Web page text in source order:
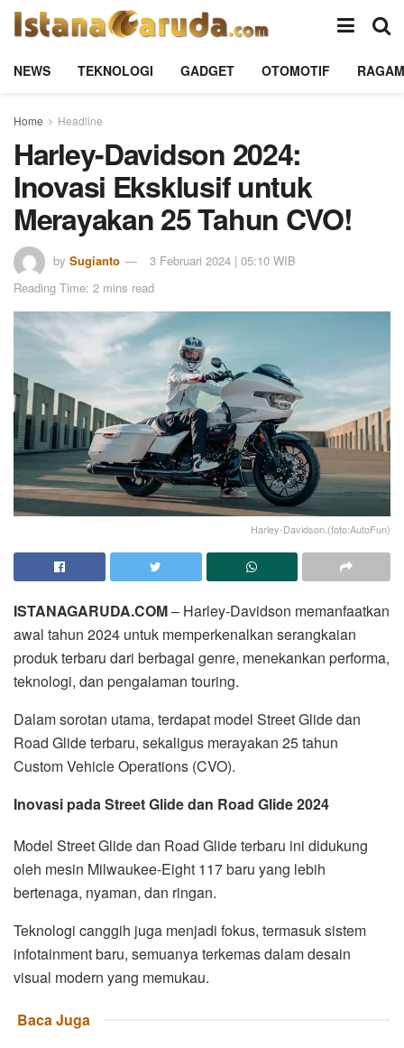
NEWS TEKNOLOGI GADGET OTOMOTIF RAGAM
Home Headline
Harley-Davidson 2024:
Inovasi Eksklusif untuk
Merayakan 25 Tahun CVO!
by Sugianto
3 Februari 2024 | 05:10 WIB
Reading Time: 2 mins read
Harley-Davidson.(foto:AutoFun)
ISTANAGARUDA.COM– Harley-Davidson memanfaatkan
awal tahun 2024 untuk memperkenalkan serangkaian
produk terbaru dari berbagai genre, menekankan performa,
teknologi, dan pengalaman touring.
Dalam sorotan utama, terdapat model Street Glide dan
Road Glide terbaru, sekaligus merayakan 25 tahun
Custom Vehicle Operations (CVO).
Inovasi pada Street Glide dan Road Glide 2024
Model Street Glide dan Road Glide terbaru ini didukung
oleh mesin Milwaukee-Eight 117 baru yang lebih
bertenaga, nyaman, dan ringan.
Teknologi canggih juga menjadi fokus, termasuk sistem
infotainment baru, semuanya terkemas dalam desain
visual modern yang memukau.
Baca Juga